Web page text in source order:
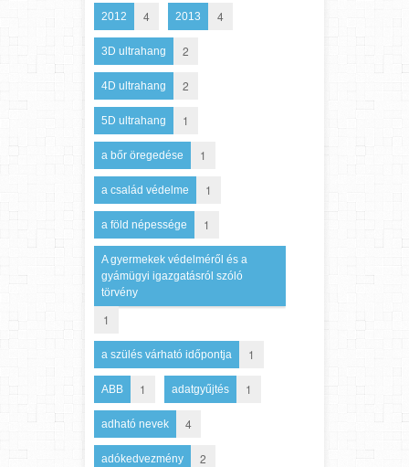
2012 4 2013 4
3D ultrahang 2
4D ultrahang 2
5D ultrahang 1
a bőr öregedése 1
a család védelme 1
a föld népessége 1
A gyermekek védelméről és a
gyámügyi igazgatásról szóló
törvény
1
a szülés várható időpontja 1
ABB 1 adatgyűjtés 1
adható nevek 4
adókedvezmény 2